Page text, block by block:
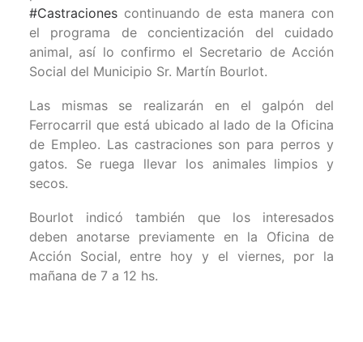
‪#‎Castraciones‬ continuando de esta manera con
el programa de concientización del cuidado
animal, así lo confirmo el Secretario de Acción
Social del Municipio Sr. Martín Bourlot.
Las mismas se realizarán en el galpón del
Ferrocarril que está ubicado al lado de la Oficina
de Empleo. Las castraciones son para perros y
gatos. Se ruega llevar los animales limpios y
secos.
Bourlot indicó también que los interesados
deben anotarse previamente en la Oficina de
Acción Social, entre hoy y el viernes, por la
mañana de 7 a 12 hs.